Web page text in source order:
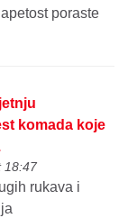
poraste
komada koje
18:47
rukava i